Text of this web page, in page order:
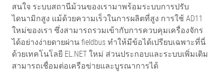
สนใจ ระบบสถานีม้วนของเรามาพร้อมระบบการปรับ
ไดนามิกสูง แม้ด้วยความเร็วในการผลิตที่สูง การใช้ AD11
ใหม่ของเรา ซึ่งสามารถรวมเข้ากับการควบคุมเครื่องจักร
ได้อย่างง่ายดายผ่าน fieldbus ทำให้มีข้อได้เปรียบเฉพาะที่นี่
ด้วยเทคโนโลยี EL.NET ใหม่ ส่วนประกอบและระบบเพิ่มเติม
สามารถเชื่อมต่อเครือข่ายและบูรณาการได้